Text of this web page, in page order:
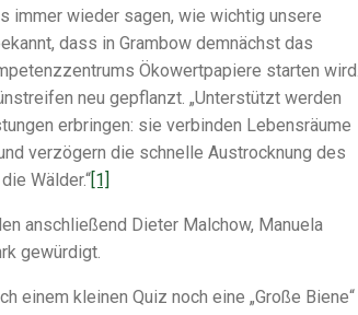
immer wieder sagen, wie wichtig unsere
dass in Grambow demnächst das
Ökowertpapiere starten wird.
neu gepflanzt. „Unterstützt werden
erbringen: sie verbinden Lebensräume
verzögern die schnelle Austrocknung des
Wälder.“[1]
anschließend Dieter Malchow, Manuela
gewürdigt.
einem kleinen Quiz noch eine „Große Biene“